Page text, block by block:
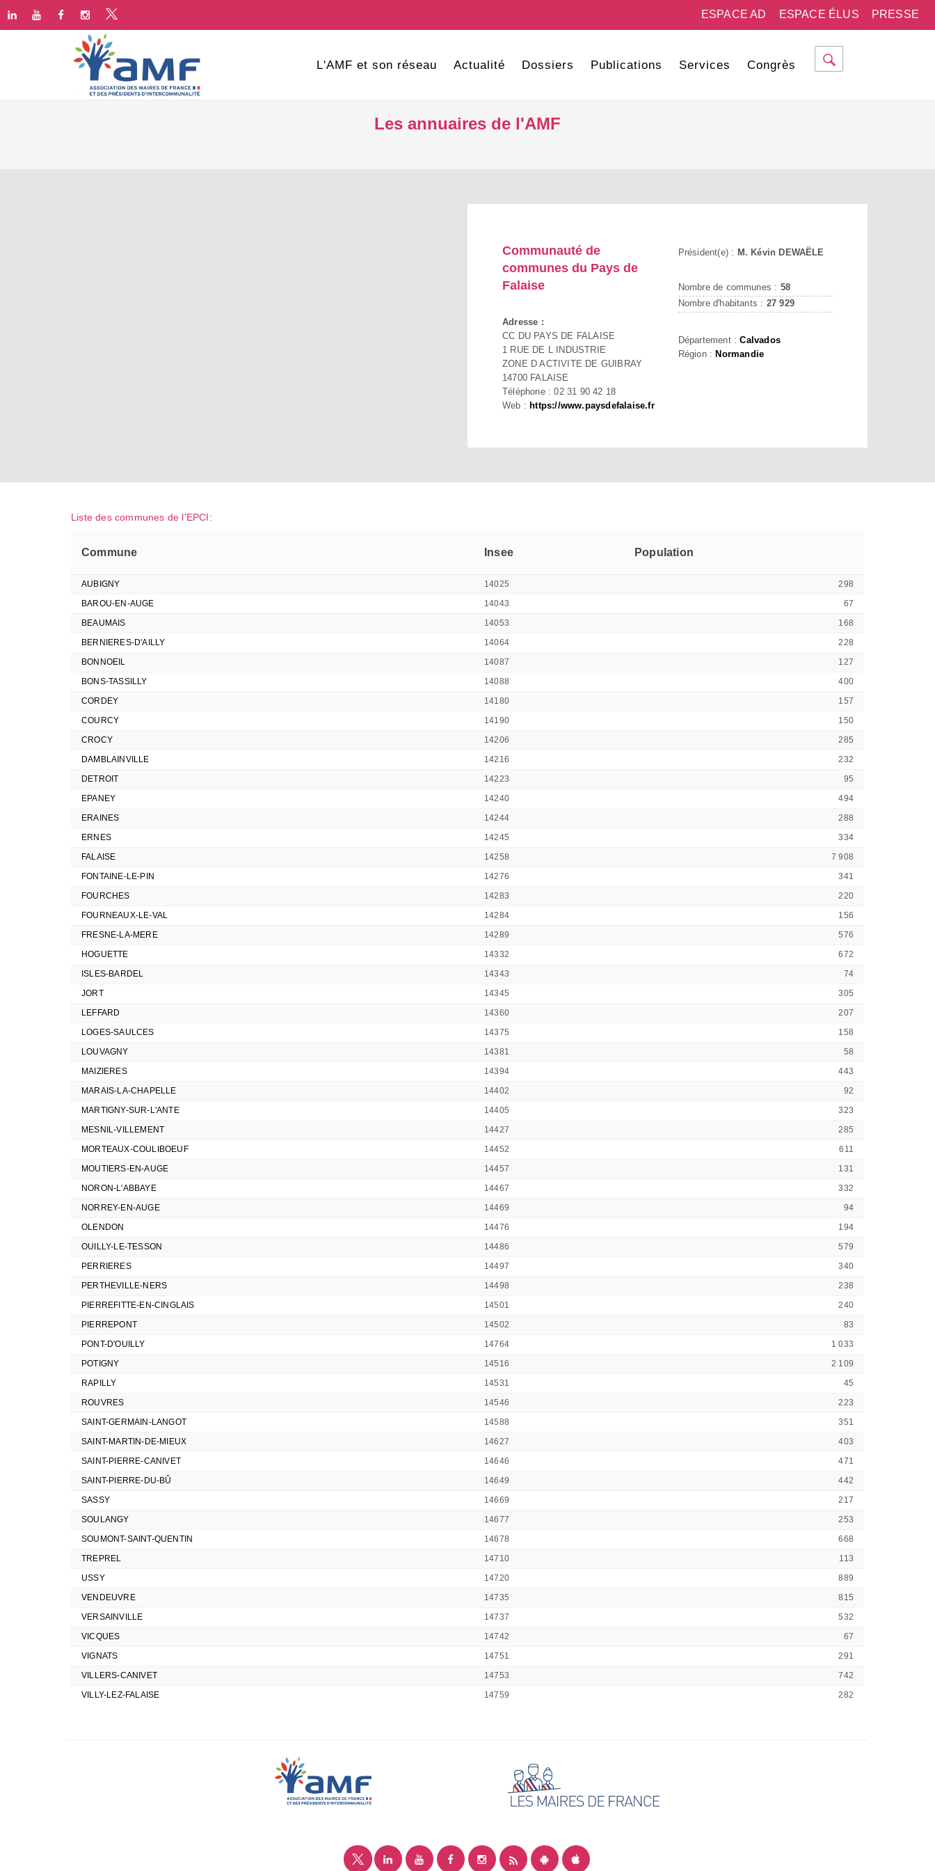
PRESSE
ESPACE ÉLUS
ESPACE AD
L'AMF et son réseau Actualité Dossiers Publications Services Congrès
Les annuaires de l'AMF
Communauté de
communes du Pays de
Falaise
Adresse :
CC DU PAYS DE FALAISE
1 RUE DE L INDUSTRIE
ZONE D ACTIVITE DE GUIBRAY
14700 FALAISE
Téléphone : 02 31 90 42 18
Web : https://www.paysdefalaise.fr
Président(e) : M. Kévin DEWAËLE
Nombre de communes : 58
Nombre d'habitants : 27 929
Département :Calvados
Région : Normandie
Liste des communes de l'EPCI:
Commune Insee Population
AUBIGNY 14025
298
BAROU-EN-AUGE
14043
67
BEAUMAIS
14053
168
BERNIERES-D'AILLY
14064
228
BONNOEIL
14087
127
BONS-TASSILLY
14088
400
CORDEY
14180
157
COURCY
14190
150
CROCY
14206
285
DAMBLAINVILLE
14216
232
DETROIT
14223
95
EPANEY
14240
494
ERAINES
14244
288
ERNES
14245
334
FALAISE
14258
7 908
FONTAINE-LE-PIN
14276
341
FOURCHES
14283
220
FOURNEAUX-LE-VAL
14284
156
FRESNE-LA-MERE
14289
576
HOGUETTE
14332
672
ISLES-BARDEL
14343
74
JORT
14345
305
LEFFARD
14360
207
LOGES-SAULCES
14375
158
LOUVAGNY
14381
58
MAIZIERES
14394
443
MARAIS-LA-CHAPELLE
14402
92
MARTIGNY-SUR-L'ANTE
14405
323
MESNIL-VILLEMENT
14427
285
MORTEAUX-COULIBOEUF
14452
611
MOUTIERS-EN-AUGE
14457
131
NORON-L'ABBAYE
14467
332
NORREY-EN-AUGE
14469
94
OLENDON
14476
194
OUILLY-LE-TESSON
14486
579
PERRIERES
14497
340
PERTHEVILLE-NERS
14498
238
PIERREFITTE-EN-CINGLAIS
14501
240
PIERREPONT
14502
83
PONT-D'OUILLY
14764
1 033
POTIGNY
14516
2 109
RAPILLY
14531
45
ROUVRES
14546
223
SAINT-GERMAIN-LANGOT
14588
351
SAINT-MARTIN-DE-MIEUX
14627
403
SAINT-PIERRE-CANIVET
14646
471
SAINT-PIERRE-DU-BÛ
14649
442
SASSY
14669
217
SOULANGY
14677
253
SOUMONT-SAINT-QUENTIN
14678
668
TREPREL
14710
113
USSY
14720
889
VENDEUVRE
14735
815
VERSAINVILLE
14737
532
VICQUES
14742
67
VIGNATS
14751
291
VILLERS-CANIVET
14753
742
VILLY-LEZ-FALAISE
14759 282